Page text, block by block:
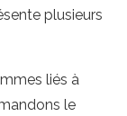
plusieurs
liés à
le